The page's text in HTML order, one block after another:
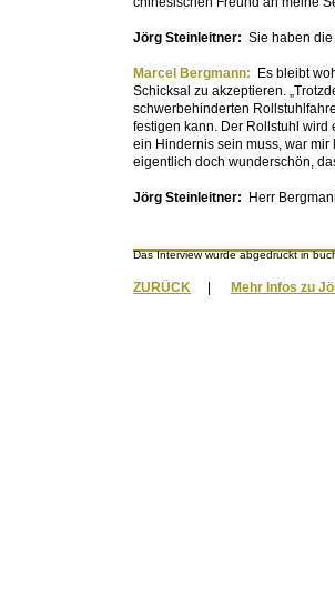
Jörg Steinleitner: Sie haben
Marcel Bergmann:
Es bleibt
Schicksal zu akzeptieren.
schwerbehinderten
festigen kann. Der Rollstuhl wird
ein Hindernis sein muss, war mir
eigentlich doch wunderschön,
Jörg Steinleitner: Herr
Das Interview wurde abgedruckt in
ZURÜCK Mehr Infos zu